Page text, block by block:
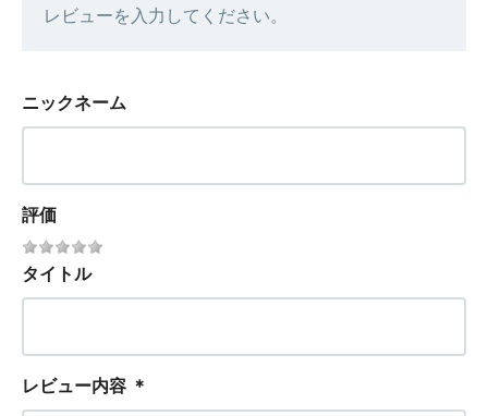
レビューを入力してください。
ニックネーム
評価
タイトル
レビュー内容 ＊